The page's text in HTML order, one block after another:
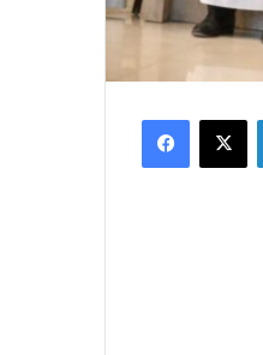
Facebook
X